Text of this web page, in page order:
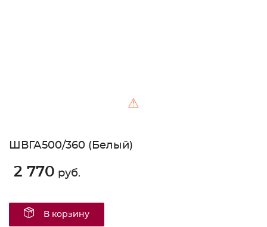
⚠
ШВГА500/360 (Белый)
2 770 руб.
В корзину